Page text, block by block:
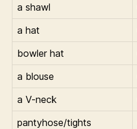
a shawl
a hat
bowler hat
a blouse
a V-neck
pantyhose/tights